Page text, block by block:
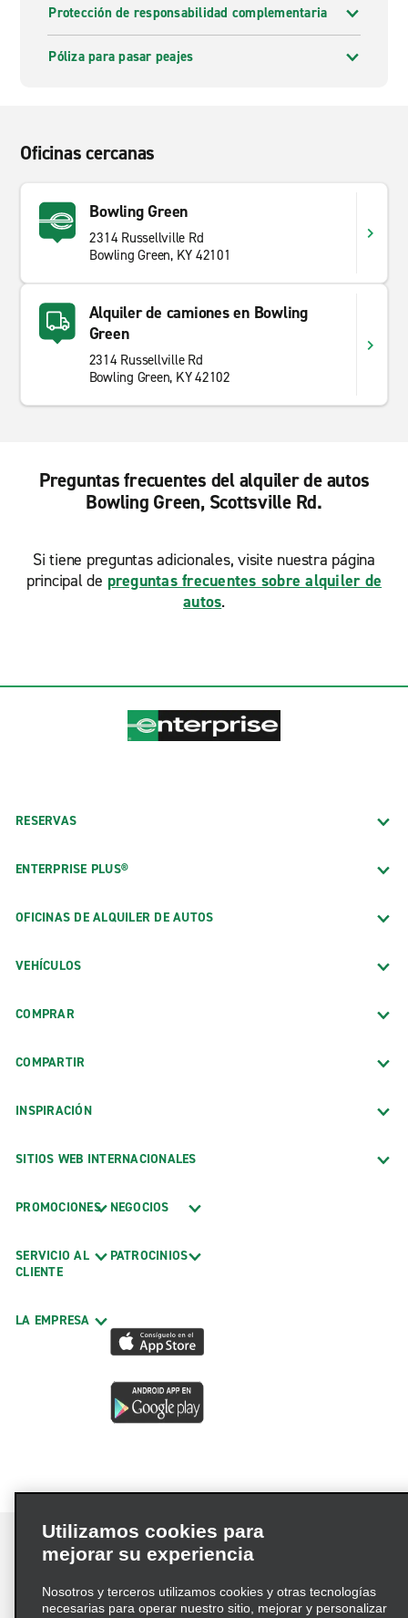
Protección de responsabilidad complementaria
Póliza para pasar peajes
Oficinas cercanas
Bowling Green
2314 Russellville Rd
Bowling Green, KY 42101
Alquiler de camiones en Bowling
Green
2314 Russellville Rd
Bowling Green, KY 42102
Preguntas frecuentes del alquiler de autos
Bowling Green, Scottsville Rd.
Si tiene preguntas adicionales, visite nuestra página
principal de preguntas frecuentes sobre alquiler de
autos.
RESERVAS
ENTERPRISE PLUS®
OFICINAS DE ALQUILER DE AUTOS
VEHÍCULOS
COMPRAR
COMPARTIR
INSPIRACIÓN
SITIOS WEB INTERNACIONALES
PROMOCIONES
SERVICIO AL
CLIENTE
LA EMPRESA
NEGOCIOS
PATROCINIOS
Términos de uso
Política de privacidad
Utilizamos cookies para
mejorar su experiencia
Nosotros y terceros utilizamos cookies y otras tecnologías
necesarias para operar nuestro sitio, mejorar y personalizar